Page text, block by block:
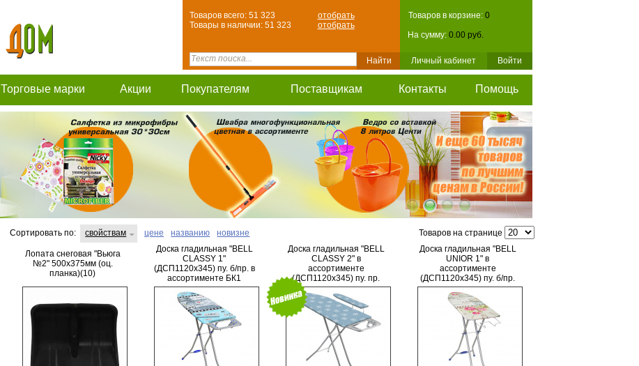
Товаров в корзине: 0
На сумму: 0.00 руб.
Личный кабинет Войти
Товаров всего: 51 323
отобрать
Товары в наличии: 51 323
отобрать
Торговые марки Акции Покупателям Поставщикам Контакты Помощь
Сортировать по: свойствам цене названию новизне Товаров на странице
Лопата снеговая "Вьюга
№2" 500х375мм (оц.
планка)(10)
Доска гладильная "BELL
CLASSY 1"
(ДСП1120х345) пу. б/пр. в
ассортименте БК1
(НИКА ИЖЕВСК)(5)
Доска гладильная "BELL
CLASSY 2" в
ассортименте
(ДСП1120х345) пу. пр.
БК2 (НИКА ИЖЕВСК)(5)
Доска гладильная "BELL
UNIOR 1" в
ассортименте
(ДСП1120х345) пу. б/пр.
БЮ1 (НИКА ИЖЕВСК)(5)